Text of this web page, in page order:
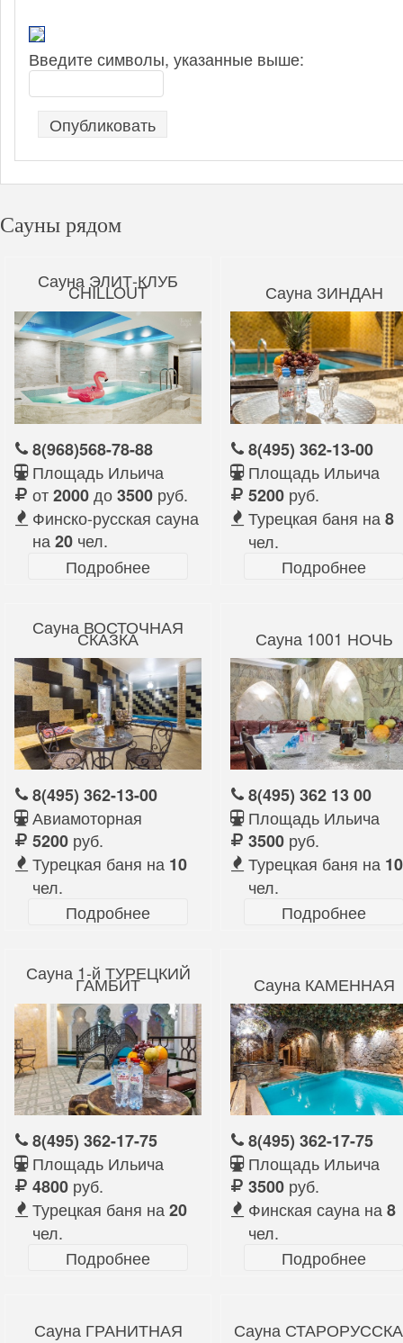
Введите символы, указанные выше:
Сауны рядом
Сауна ЭЛИТ-КЛУБ
CHILLOUT
8(968)568-78-88
Площадь Ильича
от2000 до3500 руб.
Финско-русская сауна
на 20 чел.
Подробнее
Сауна ЗИНДАН
8(495) 362-13-00
Площадь Ильича
5200 руб.
Турецкая баня на 8
чел.
Подробнее
Сауна ВОСТОЧНАЯ
СКАЗКА
8(495) 362-13-00
Авиамоторная
5200 руб.
Турецкая баня на 10
чел.
Подробнее
Сауна 1001 НОЧЬ
8(495) 362 13 00
Площадь Ильича
3500 руб.
Турецкая баня на 10
чел.
Подробнее
Сауна 1-й ТУРЕЦКИЙ
ГАМБИТ
8(495) 362-17-75
Площадь Ильича
4800 руб.
Турецкая баня на20
чел.
Подробнее
Сауна КАМЕННАЯ
8(495) 362-17-75
Площадь Ильича
3500 руб.
Финская сауна на8
чел.
Подробнее
Сауна ГРАНИТНАЯ Сауна